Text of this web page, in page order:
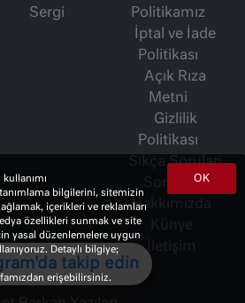
Sergi
Politikamız
İptal ve İade
Politikası
Açık Rıza
Metni
Gizlilik
Politikası
Sıkça Sorulan
Hakkımızda
OK
kullanımı
bilgilerini, sitemizin
içerikleri ve reklamları
özellikleri sunmak ve site
yasal düzenlemelere uygun
Detaylı bilgiye;
erişebilirsiniz.
takip edin